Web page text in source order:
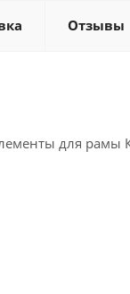
Отзывы
для рамы